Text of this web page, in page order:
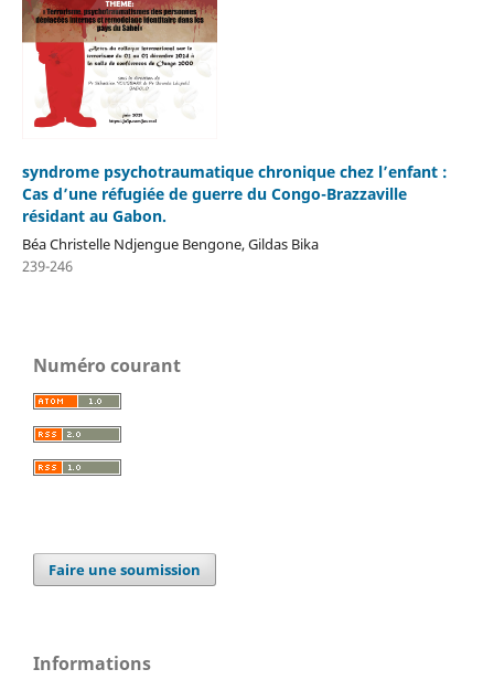
syndrome psychotraumatique chronique chez l’enfant :
Cas d’une réfugiée de guerre du Congo-Brazzaville
résidant au Gabon.
Béa Christelle Ndjengue Bengone, Gildas Bika
239-246
Numéro courant
Faire une soumission
Informations